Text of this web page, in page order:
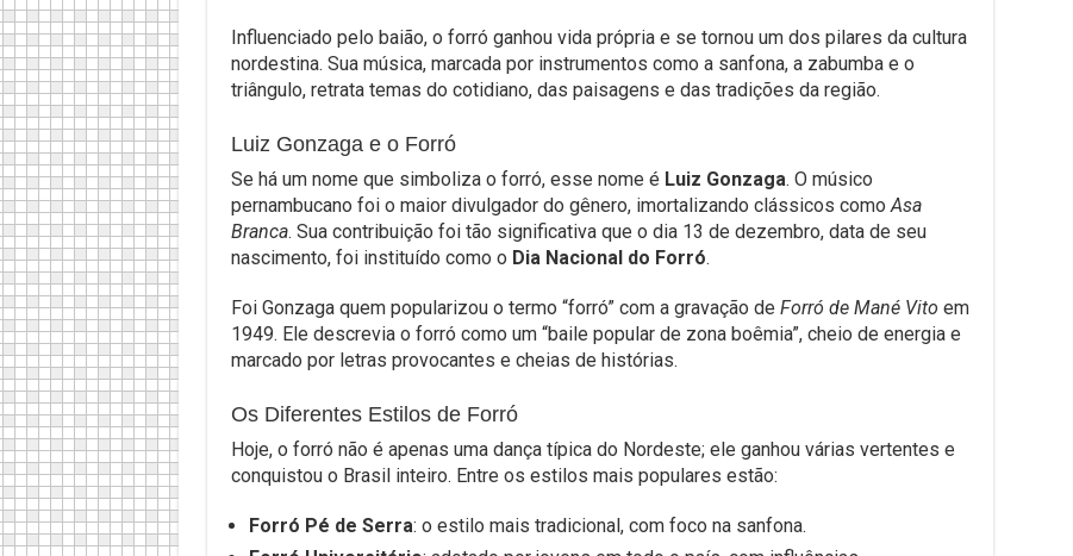
Influenciado pelo baião, o forró ganhou vida própria e se tornou um dos pilares da cultura
nordestina. Sua música, marcada por instrumentos como a sanfona, a zabumba e o
triângulo, retrata temas do cotidiano, das paisagens e das tradições da região.
Luiz Gonzaga e o Forró
Se há um nome que simboliza o forró, esse nome é Luiz Gonzaga. O músico
pernambucano foi o maior divulgador do gênero, imortalizando clássicos como Asa
Branca. Sua contribuição foi tão significativa que o dia 13 de dezembro, data de seu
nascimento, foi instituído como o Dia Nacional do Forró.
Foi Gonzaga quem popularizou o termo “forró” com a gravação de Forró de Mané Vito em
1949. Ele descrevia o forró como um “baile popular de zona boêmia”, cheio de energia e
marcado por letras provocantes e cheias de histórias.
Os Diferentes Estilos de Forró
Hoje, o forró não é apenas uma dança típica do Nordeste; ele ganhou várias vertentes e
conquistou o Brasil inteiro. Entre os estilos mais populares estão:
Forró Pé de Serra: o estilo mais tradicional, com foco na sanfona.